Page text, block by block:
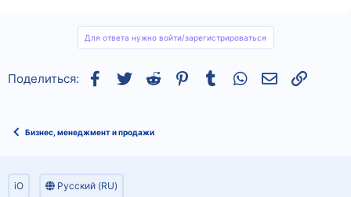
Для ответа нужно войти/зарегистрироваться
Поделиться: Facebook
TwitterReddit Pinterest
Tumblr WhatsAppСсылка
Бизнес, менеджмент и продажи
iO Русский (RU)